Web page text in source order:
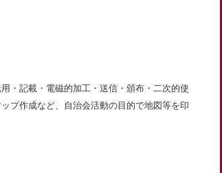
・記載・電磁的加工・送信・頒布・二次的使
プ作成など、自治会活動の目的で地図等を印